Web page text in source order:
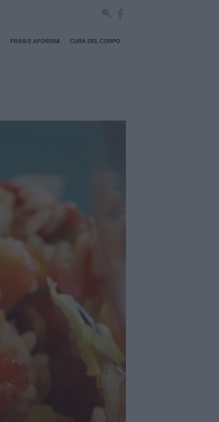
FRASI E AFORISMI CURA DEL CORPO